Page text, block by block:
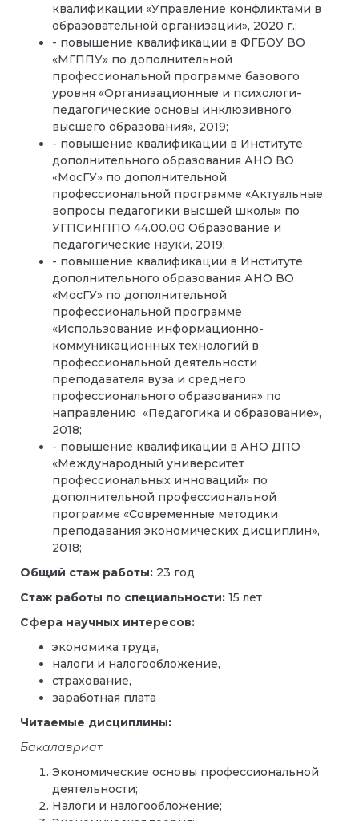
квалификации «Управление конфликтами в
образовательной организации», 2020 г.;
- повышение квалификации в ФГБОУ ВО
«МГППУ» по дополнительной
профессиональной программе базового
уровня «Организационные и психологи-
педагогические основы инклюзивного
высшего образования», 2019;
- повышение квалификации в Институте
дополнительного образования АНО ВО
«МосГУ» по дополнительной
профессиональной программе «Актуальные
вопросы педагогики высшей школы» по
УГПСиНППО 44.00.00 Образование и
педагогические науки, 2019;
- повышение квалификации в Институте
дополнительного образования АНО ВО
«МосГУ» по дополнительной
профессиональной программе
«Использование информационно-
коммуникационных технологий в
профессиональной деятельности
преподавателя вуза и среднего
профессионального образования» по
направлению «Педагогика и образование»,
2018;
- повышение квалификации в АНО ДПО
«Международный университет
профессиональных инноваций» по
дополнительной профессиональной
программе «Современные методики
преподавания экономических дисциплин»,
2018;
Общий стаж работы: 23 год
Стаж работы по специальности: 15 лет
Сфера научных интересов:
экономика труда,
налоги и налогообложение,
страхование,
заработная плата
Читаемые дисциплины:
Бакалавриат
Экономические основы профессиональной
деятельности;
Налоги и налогообложение;